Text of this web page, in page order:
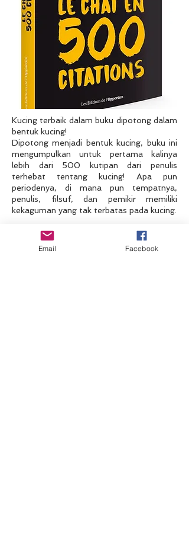
Kucing terbaik dalam buku dipotong dalam
bentuk kucing!
Dipotong menjadi bentuk kucing, buku ini
mengumpulkan untuk pertama kalinya
lebih dari 500 kutipan dari penulis
terhebat tentang kucing! Apa pun
periodenya, di mana pun tempatnya,
penulis, filsuf, dan pemikir memiliki
kekaguman yang tak terbatas pada kucing.
Mengagumi, memuji, filosofis, mengejek,
kaki tangan... 500 kutipan yang
Email Facebook